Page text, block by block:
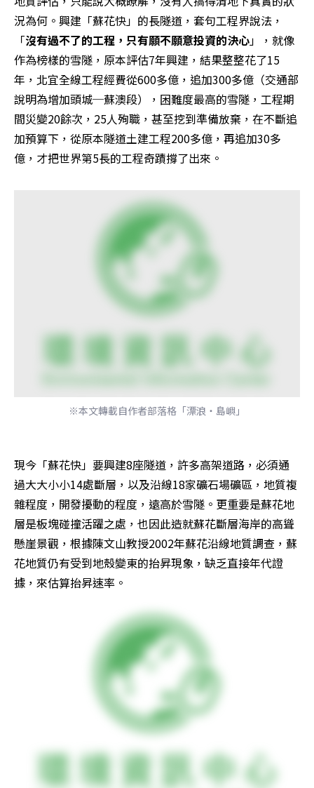
況為何。興建「蘇花快」的長隧道，套句工程界說法，
「沒有過不了的工程，只有願不願意投資的決心」，就像
作為榜樣的雪隧，原本評估7年興建，結果整整花了15
年，北宜全線工程經費從600多億，追加300多億（交通部
說明為增加頭城─蘇澳段），困難度最高的雪隧，工程期
間災變20餘次，25人殉職，甚至挖到準備放棄，在不斷追
加預算下，從原本隧道土建工程200多億，再追加30多
億，才把世界第5長的工程奇蹟撐了出來。
※本文轉載自作者部落格「漂浪‧島嶼」
現今「蘇花快」要興建8座隧道，許多高架道路，必須通
過大大小小14處斷層，以及沿線18家礦石場礦區，地質複
雜程度，開發擾動的程度，遠高於雪隧。更重要是蘇花地
層是板塊碰撞活躍之處，也因此造就蘇花斷層海岸的高聳
懸崖景觀，根據陳文山教授2002年蘇花沿線地質調查，蘇
花地質仍有受到地殼變東的抬昇現象，缺乏直接年代證
據，來估算抬昇速率。